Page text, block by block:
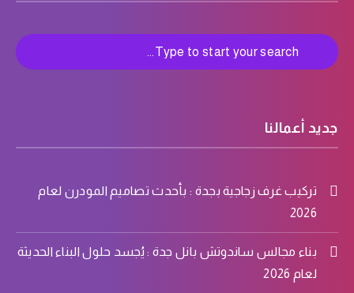
جديد أعمالنا
تركيب غرف زجاجية بجدة : بأحدث تصاميم المودرن لعام
2026
بناء مجالس ساندوتش بانل جدة : يُجسد حلول البناء الحديثة
لعام 2026